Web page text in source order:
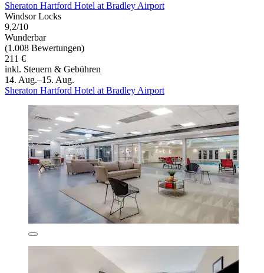
Sheraton Hartford Hotel at Bradley Airport
Windsor Locks
9,2/10
Wunderbar
(1.008 Bewertungen)
211 €
inkl. Steuern & Gebühren
14. Aug.–15. Aug.
Sheraton Hartford Hotel at Bradley Airport